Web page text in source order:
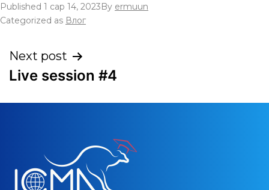
Published 1 сар 14, 2023By ermuun
Categorized as Влог
Next post
Live session #4